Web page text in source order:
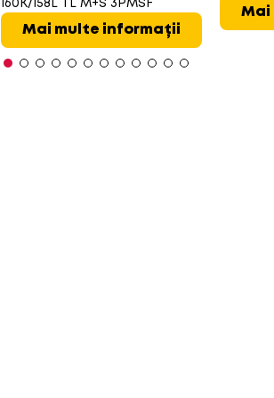
160K/158L TL M+S 3PMSF
Mai multe informații
Mai